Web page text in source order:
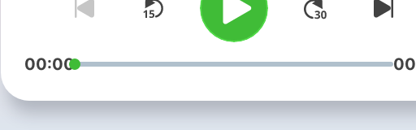
不固定每周二、五更新，歡迎
眾朋友不準時收聽！
一起來當【皓事之徒】。
Facebook｜Youtube｜
00:00